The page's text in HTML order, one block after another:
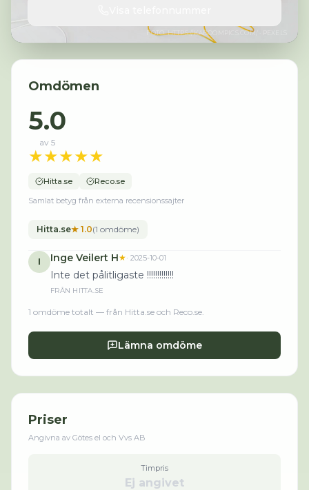
FOTO:HTTPS://KABOOMPICS.COM/
Omdömen
5.0
av 5
★★★★★
Hitta.se
Reco.se
Samlat betyg från externa recensionssajter
Hitta.se★ 1.0(1 omdöme)
I Inge Veilert H★· 2025-10-01
Inte det pålitligaste !!!!!!!!!!!!!
FRÅN HITTA.SE
1 omdöme totalt — från Hitta.se och Reco.se.
Lämna omdöme
Priser
Angivna av Götes el och Vvs AB
Timpris
Ej angivet